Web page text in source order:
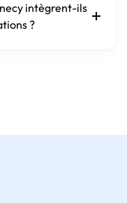
intègrent-ils
?